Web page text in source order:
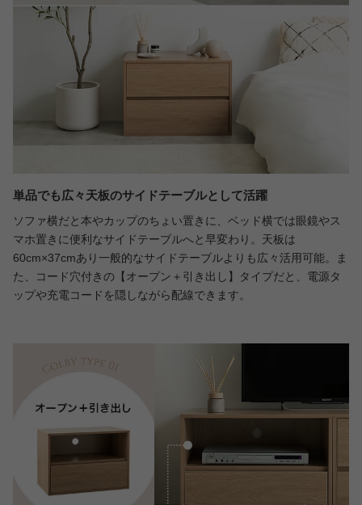
単品でも広々天板のサイドテーブルとして活躍
ソファ横だと本やカップのちょい置きに、ベッド横では眼鏡やス
マホ置きに便利なサイドテーブルへと早変わり。天板は
60cm×37cmあり一般的なサイドテーブルよりも広々活用可能。ま
た、コード穴付きの【オープン＋引き出し】タイプだと、電源タ
ップや充電コードを隠しながら配線できます。